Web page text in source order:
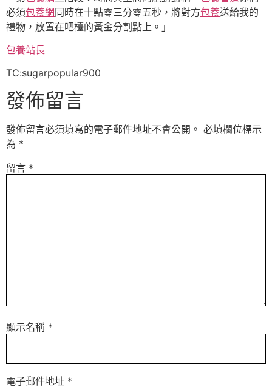
必須包養網同時在十點零三分零五秒，將對方包養送給我的
禮物，放置在吧檯的黃金分割點上。」
包養站長
TC:sugarpopular900
發佈留言
發佈留言必須填寫的電子郵件地址不會公開。 必填欄位標示
為 *
留言 *
顯示名稱 *
電子郵件地址 *